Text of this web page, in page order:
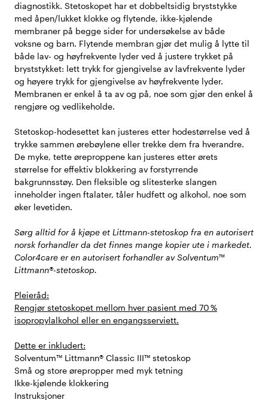
diagnostikk. Stetoskopet har et dobbeltsidig bryststykke
med åpen/lukket klokke og flytende, ikke-kjølende
membraner på begge sider for undersøkelse av både
voksne og barn. Flytende membran gjør det mulig å lytte til
både lav- og høyfrekvente lyder ved å justere trykket på
bryststykket: lett trykk for gjengivelse av lavfrekvente lyder
og høyere trykk for gjengivelse av høyfrekvente lyder.
Membranen er enkel å ta av og på, noe som gjør den enkel å
rengjøre og vedlikeholde.
Stetoskop-hodesettet kan justeres etter hodestørrelse ved å
trykke sammen ørebøylene eller trekke dem fra hverandre.
De myke, tette øreproppene kan justeres etter ørets
størrelse for effektiv blokkering av forstyrrende
bakgrunnsstøy. Den fleksible og slitesterke slangen
inneholder ingen ftalater, tåler hudfett og alkohol, noe som
øker levetiden.
Sørg alltid for å kjøpe et Littmann-stetoskop fra en autorisert
norsk forhandler da det finnes mange kopier ute i markedet.
Color4care er en autorisert forhandler av Solventum™
Littmann®-stetoskop.
Pleieråd:
Rengjør stetoskopet mellom hver pasient med 70 %
isopropylalkohol eller en engangsserviett.
Dette er inkludert:
Solventum™ Littmann® Classic III™ stetoskop
Små og store ørepropper med myk tetning
Ikke-kjølende klokkering
Instruksjoner